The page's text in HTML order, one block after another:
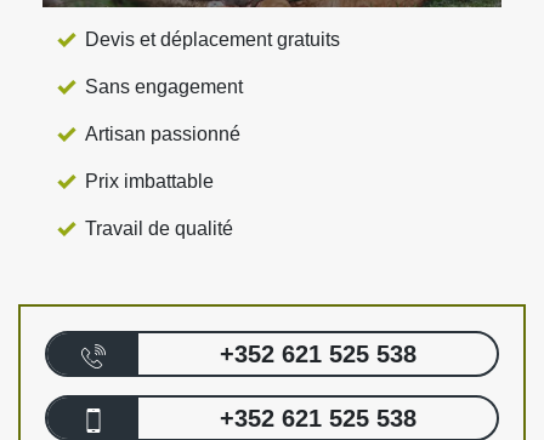
Devis et déplacement gratuits
Sans engagement
Artisan passionné
Prix imbattable
Travail de qualité
+352 621 525 538
+352 621 525 538